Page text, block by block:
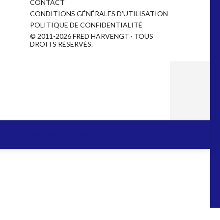
CONTACT
CONDITIONS GÉNÉRALES D’UTILISATION
POLITIQUE DE CONFIDENTIALITÉ
© 2011-2026 FRED HARVENGT · TOUS
DROITS RÉSERVÉS.